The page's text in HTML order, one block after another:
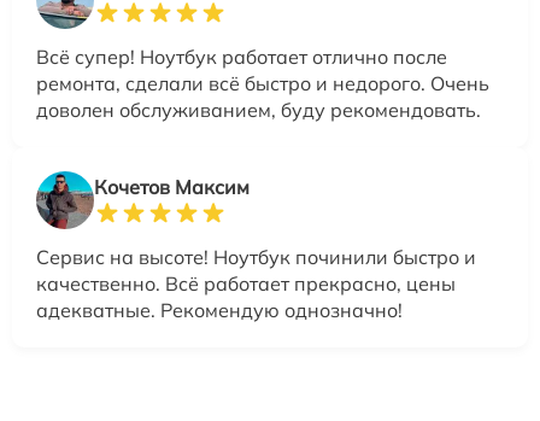
Всё супер! Ноутбук работает отлично после
ремонта, сделали всё быстро и недорого. Очень
доволен обслуживанием, буду рекомендовать.
Кочетов Максим
Сервис на высоте! Ноутбук починили быстро и
качественно. Всё работает прекрасно, цены
адекватные. Рекомендую однозначно!